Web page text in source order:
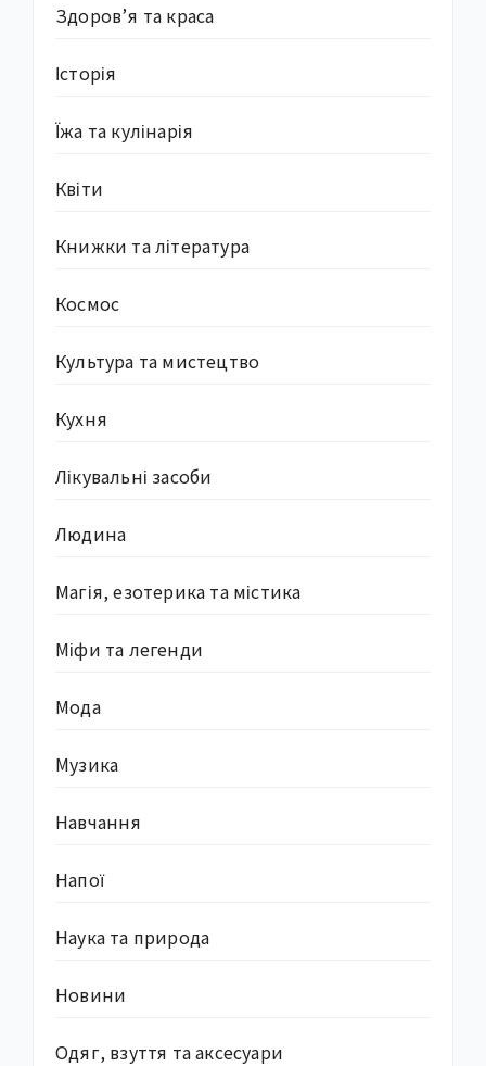
Здоров’я та краса
Історія
Їжа та кулінарія
Квіти
Книжки та література
Космос
Культура та мистецтво
Кухня
Лікувальні засоби
Людина
Магія, езотерика та містика
Міфи та легенди
Мода
Музика
Навчання
Напої
Наука та природа
Новини
Одяг, взуття та аксесуари